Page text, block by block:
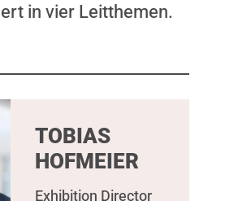
in vier Leitthemen.
TOBIAS
HOFMEIER
Exhibition Director